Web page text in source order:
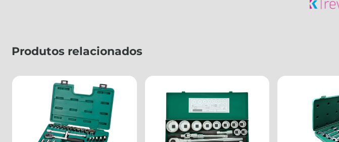
Produtos relacionados